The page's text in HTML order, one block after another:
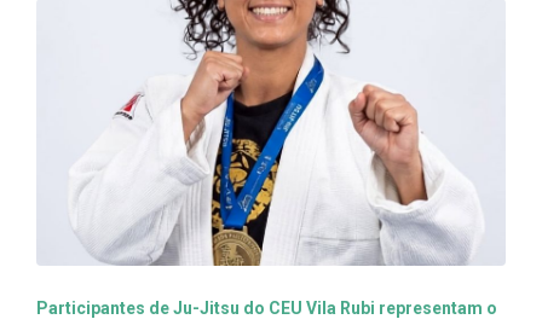
Participantes de Ju-Jitsu do CEU Vila Rubi representam o